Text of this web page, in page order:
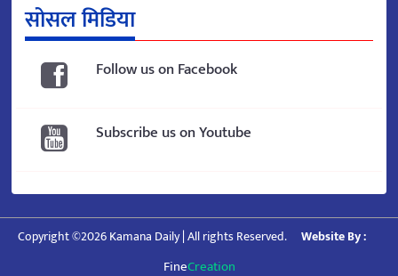
सोसल मिडिया
Follow us on Facebook
Subscribe us on Youtube
Copyright ©2026 Kamana Daily | All rights Reserved. Website By :
FineCreation